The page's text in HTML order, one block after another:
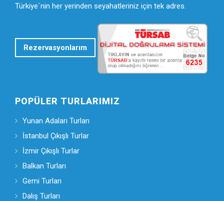
Türkiye`nin her yerinden seyahatleriniz için tek adres.
Rezervasyonlarım
POPÜLER TURLARIMIZ
Yunan Adaları Turları
İstanbul Çıkışlı Turlar
İzmir Çıkışlı Turlar
Balkan Turları
Gemi Turları
Dalış Turları